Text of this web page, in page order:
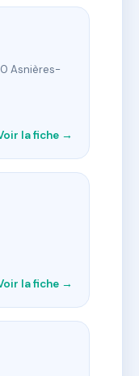
Asnières-
la fiche →
la fiche →